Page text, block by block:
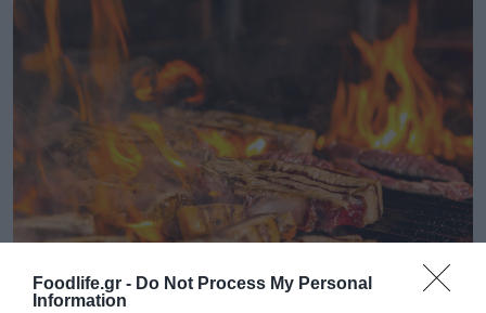
Foodlife.gr - Do Not Process My Personal
Information
Πληθωρισμός: Μειώθηκε τον Ιούλιο στο